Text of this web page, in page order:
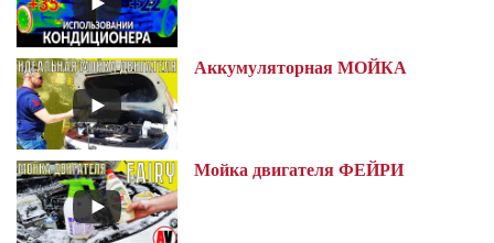
Аккумуляторная МОЙКА
Мойка двигателя ФЕЙРИ